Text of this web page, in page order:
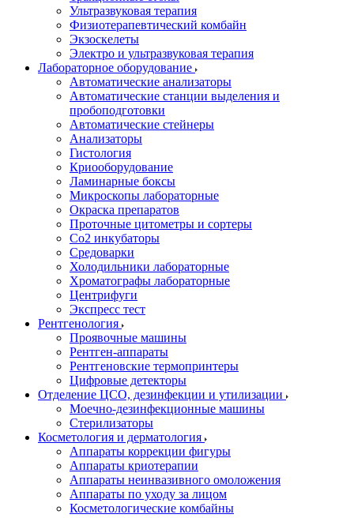
Ультразвуковая терапия
Физиотерапевтический комбайн
Экзоскелеты
Электро и ультразвуковая терапия
Лабораторное оборудование
Автоматические анализаторы
Автоматические станции выделения и
пробоподготовки
Автоматические стейнеры
Анализаторы
Гистология
Криооборудование
Ламинарные боксы
Микроскопы лабораторные
Окраска препаратов
Проточные цитометры и сортеры
Со2 инкубаторы
Средоварки
Холодильники лабораторные
Хроматографы лабораторные
Центрифуги
Экспресс тест
Рентгенология
Проявочные машины
Рентген-аппараты
Рентгеновские термопринтеры
Цифровые детекторы
Отделение ЦСО, дезинфекции и утилизации
Моечно-дезинфекционные машины
Стерилизаторы
Косметология и дерматология
Аппараты коррекции фигуры
Аппараты криотерапии
Аппараты неинвазивного омоложения
Аппараты по уходу за лицом
Косметологические комбайны